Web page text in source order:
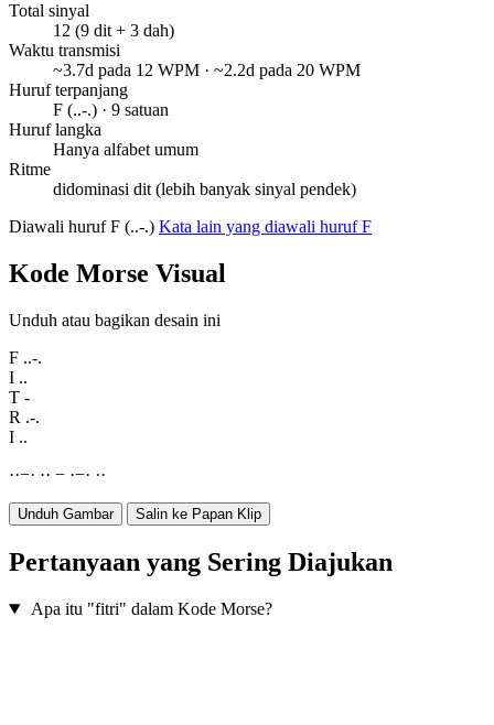
Total sinyal
12 (9 dit + 3 dah)
Waktu transmisi
~3.7d pada 12 WPM · ~2.2d pada 20 WPM
Huruf terpanjang
F (..-.) · 9 satuan
Huruf langka
Hanya alfabet umum
Ritme
didominasi dit (lebih banyak sinyal pendek)
Diawali huruf F (..-.) Kata lain yang diawali huruf F
Kode Morse Visual
Unduh atau bagikan desain ini
F ..-.
I ..
T -
R .-.
I ..
··−· ·· − ·−· ··
Unduh Gambar Salin ke Papan Klip
Pertanyaan yang Sering Diajukan
Apa itu "fitri" dalam Kode Morse?